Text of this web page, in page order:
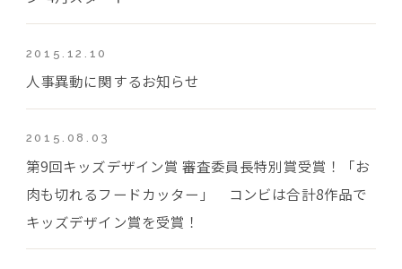
2015.12.10
人事異動に関するお知らせ
2015.08.03
第9回キッズデザイン賞 審査委員長特別賞受賞！「お
肉も切れるフードカッター」 コンビは合計8作品で
キッズデザイン賞を受賞！